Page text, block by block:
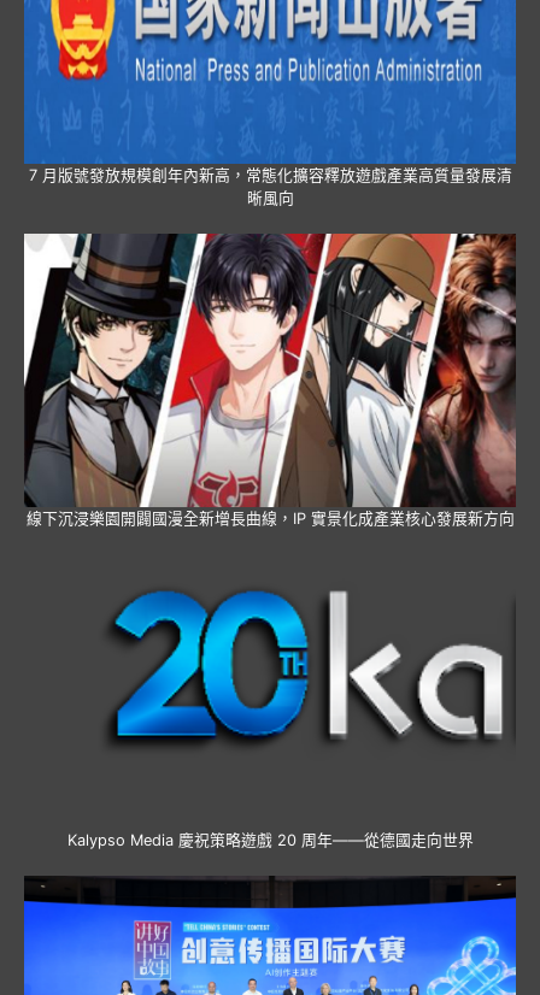
7 月版號發放規模創年內新高，常態化擴容釋放遊戲產業高質量發展清
晰風向
線下沉浸樂園開闢國漫全新增長曲線，IP 實景化成產業核心發展新方向
Kalypso Media 慶祝策略遊戲 20 周年——從德國走向世界